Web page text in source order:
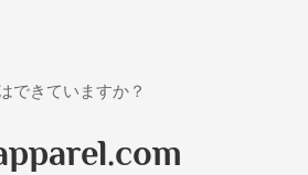
できていますか？